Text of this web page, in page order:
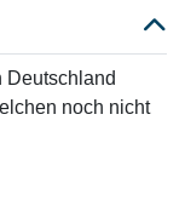
Deutschland
noch nicht